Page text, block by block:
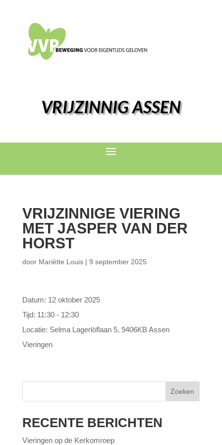
VRIJZINNIG ASSEN
VRIJZINNIGE VIERING
MET JASPER VAN DER
HORST
door Mariëtte Louis| 9 september 2025
Datum: 12 oktober 2025
Tijd: 11:30 - 12:30
Locatie: Selma Lagerlöflaan 5, 9406KB Assen
Vieringen
Zoeken
RECENTE BERICHTEN
Vieringen op de Kerkomroep